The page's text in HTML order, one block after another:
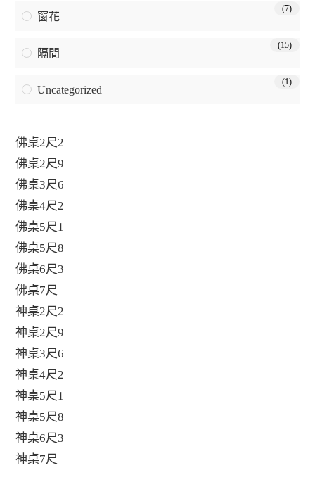
窗花
(7)
隔間
(15)
Uncategorized
(1)
佛桌2尺2
佛桌2尺9
佛桌3尺6
佛桌4尺2
佛桌5尺1
佛桌5尺8
佛桌6尺3
佛桌7尺
神桌2尺2
神桌2尺9
神桌3尺6
神桌4尺2
神桌5尺1
神桌5尺8
神桌6尺3
神桌7尺